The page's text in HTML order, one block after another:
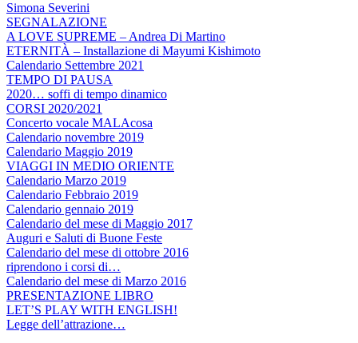
Simona Severini
SEGNALAZIONE
A LOVE SUPREME – Andrea Di Martino
ETERNITÀ – Installazione di Mayumi Kishimoto
Calendario Settembre 2021
TEMPO DI PAUSA
2020… soffi di tempo dinamico
CORSI 2020/2021
Concerto vocale MALAcosa
Calendario novembre 2019
Calendario Maggio 2019
VIAGGI IN MEDIO ORIENTE
Calendario Marzo 2019
Calendario Febbraio 2019
Calendario gennaio 2019
Calendario del mese di Maggio 2017
Auguri e Saluti di Buone Feste
Calendario del mese di ottobre 2016
riprendono i corsi di…
Calendario del mese di Marzo 2016
PRESENTAZIONE LIBRO
LET’S PLAY WITH ENGLISH!
Legge dell’attrazione…